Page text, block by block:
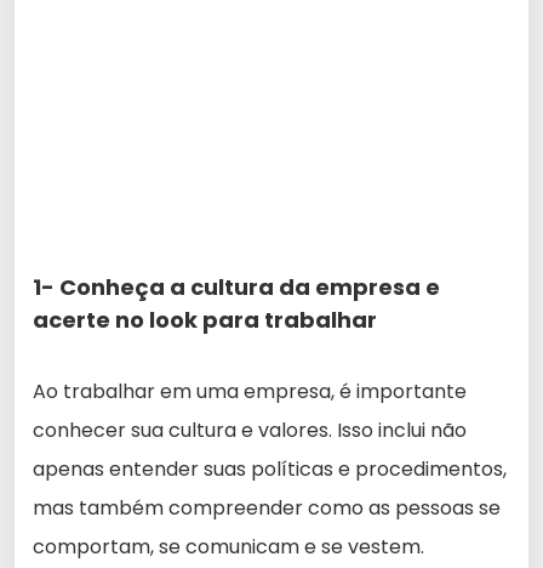
1- Conheça a cultura da empresa e
acerte no look para trabalhar
Ao trabalhar em uma empresa, é importante
conhecer sua cultura e valores. Isso inclui não
apenas entender suas políticas e procedimentos,
mas também compreender como as pessoas se
comportam, se comunicam e se vestem.